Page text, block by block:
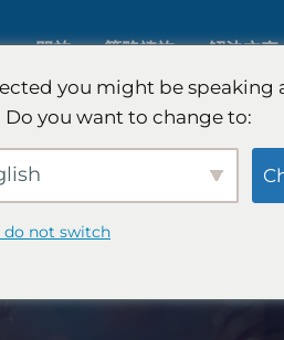
關於 策略諮詢 解決方案
人工智慧市場研究
消費者市場研究
you might be speaking
Do you want to change to:
do not switch